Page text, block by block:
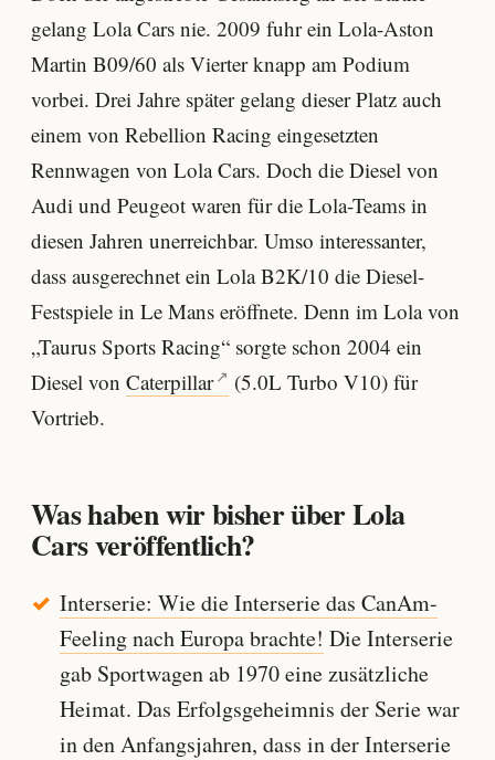
gelang Lola Cars nie. 2009 fuhr ein Lola-Aston
Martin B09/60 als Vierter knapp am Podium
vorbei. Drei Jahre später gelang dieser Platz auch
einem von Rebellion Racing eingesetzten
Rennwagen von Lola Cars. Doch die Diesel von
Audi und Peugeot waren für die Lola-Teams in
diesen Jahren unerreichbar. Umso interessanter,
dass ausgerechnet ein Lola B2K/10 die Diesel-
Festspiele in Le Mans eröffnete. Denn im Lola von
„Taurus Sports Racing“ sorgte schon 2004 ein
Diesel von Caterpillar
(5.0L Turbo V10) für
Vortrieb.
Was haben wir bisher über Lola
Cars veröffentlich?
Interserie: Wie die Interserie das CanAm-
Feeling nach Europa brachte! Die Interserie
gab Sportwagen ab 1970 eine zusätzliche
Heimat. Das Erfolgsgeheimnis der Serie war
in den Anfangsjahren, dass in der Interserie